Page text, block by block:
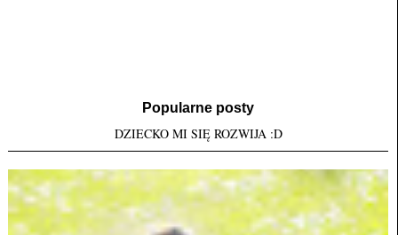
Popularne posty
DZIECKO MI SIĘ ROZWIJA :D